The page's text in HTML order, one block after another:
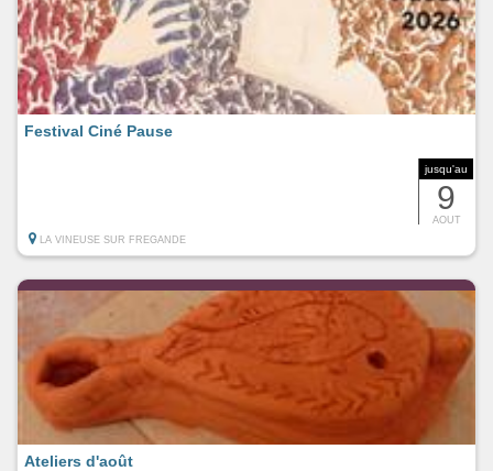
jusqu'au
9
AOUT
Festival Ciné Pause
LA VINEUSE SUR FREGANDE
Ateliers d'août